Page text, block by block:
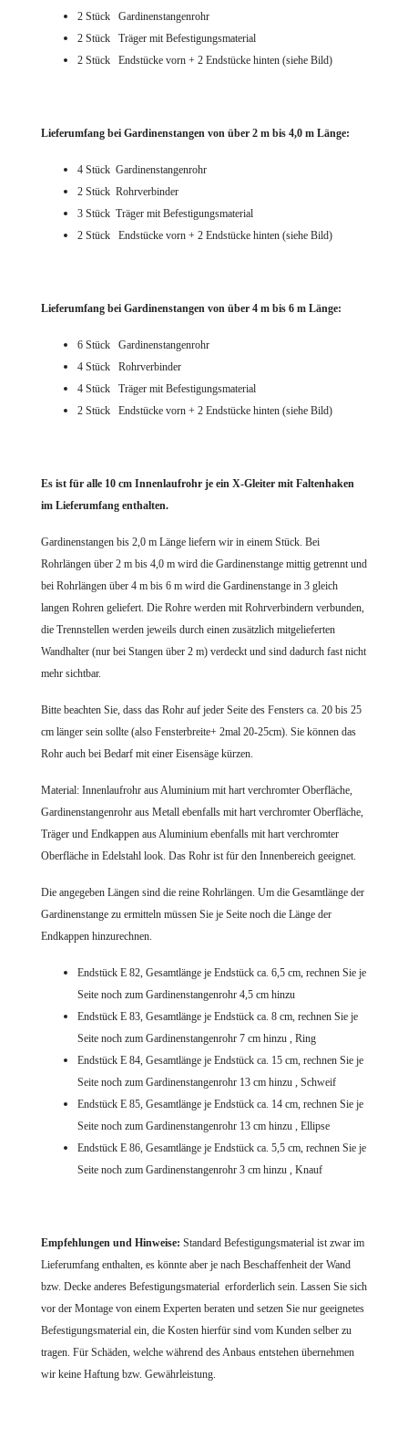
2 Stück Gardinenstangenrohr
2 Stück Träger mit Befestigungsmaterial
2 Stück Endstücke vorn + 2 Endstücke hinten (siehe Bild)
Lieferumfang bei Gardinenstangen von über 2 m bis 4,0 m Länge:
4 Stück Gardinenstangenrohr
2 Stück Rohrverbinder
3 Stück Träger mit Befestigungsmaterial
2 Stück Endstücke vorn + 2 Endstücke hinten (siehe Bild)
Lieferumfang bei Gardinenstangen von über 4 m bis 6 m Länge:
6 Stück Gardinenstangenrohr
4 Stück Rohrverbinder
4 Stück Träger mit Befestigungsmaterial
2 Stück Endstücke vorn + 2 Endstücke hinten (siehe Bild)
Es ist für alle 10 cm Innenlaufrohr je ein X-Gleiter mit Faltenhaken
im Lieferumfang enthalten.
Gardinenstangen bis 2,0 m Länge liefern wir in einem Stück. Bei
Rohrlängen über 2 m bis 4,0 m wird die Gardinenstange mittig getrennt und
bei Rohrlängen über 4 m bis 6 m wird die Gardinenstange in 3 gleich
langen Rohren geliefert. Die Rohre werden mit Rohrverbindern verbunden,
die Trennstellen werden jeweils durch einen zusätzlich mitgelieferten
Wandhalter (nur bei Stangen über 2 m) verdeckt und sind dadurch fast nicht
mehr sichtbar.
Bitte beachten Sie, dass das Rohr auf jeder Seite des Fensters ca. 20 bis 25
cm länger sein sollte (also Fensterbreite+ 2mal 20-25cm). Sie können das
Rohr auch bei Bedarf mit einer Eisensäge kürzen.
Material: Innenlaufrohr aus Aluminium mit hart verchromter Oberfläche,
Gardinenstangenrohr aus Metall ebenfalls mit hart verchromter Oberfläche,
Träger und Endkappen aus Aluminium ebenfalls mit hart verchromter
Oberfläche in Edelstahl look. Das Rohr ist für den Innenbereich geeignet.
Die angegeben Längen sind die reine Rohrlängen. Um die Gesamtlänge der
Gardinenstange zu ermitteln müssen Sie je Seite noch die Länge der
Endkappen hinzurechnen.
Endstück E 82, Gesamtlänge je Endstück ca. 6,5 cm, rechnen Sie je
Seite noch zum Gardinenstangenrohr 4,5 cm hinzu
Endstück E 83, Gesamtlänge je Endstück ca. 8 cm, rechnen Sie je
Seite noch zum Gardinenstangenrohr 7 cm hinzu , Ring
Endstück E 84, Gesamtlänge je Endstück ca. 15 cm, rechnen Sie je
Seite noch zum Gardinenstangenrohr 13 cm hinzu , Schweif
Endstück E 85, Gesamtlänge je Endstück ca. 14 cm, rechnen Sie je
Seite noch zum Gardinenstangenrohr 13 cm hinzu , Ellipse
Endstück E 86, Gesamtlänge je Endstück ca. 5,5 cm, rechnen Sie je
Seite noch zum Gardinenstangenrohr 3 cm hinzu , Knauf
Empfehlungen und Hinweise: Standard Befestigungsmaterial ist zwar im
Lieferumfang enthalten, es könnte aber je nach Beschaffenheit der Wand
bzw. Decke anderes Befestigungsmaterial erforderlich sein. Lassen Sie sich
vor der Montage von einem Experten beraten und setzen Sie nur geeignetes
Befestigungsmaterial ein, die Kosten hierfür sind vom Kunden selber zu
tragen. Für Schäden, welche während des Anbaus entstehen übernehmen
wir keine Haftung bzw. Gewährleistung.